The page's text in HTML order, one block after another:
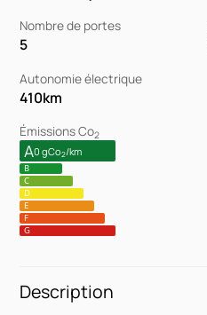
Nombre de portes
5
Autonomie électrique
410km
Émissions Co2
A0 gCo2/km
B
C
D
E
F
G
Description